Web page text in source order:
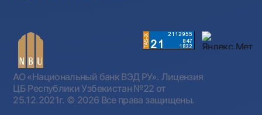
АО «Национальный банк ВЭД РУ». Лицензия
ЦБ Республики Узбекистан №22 от
25.12.2021г. © 2026 Все права защищены.